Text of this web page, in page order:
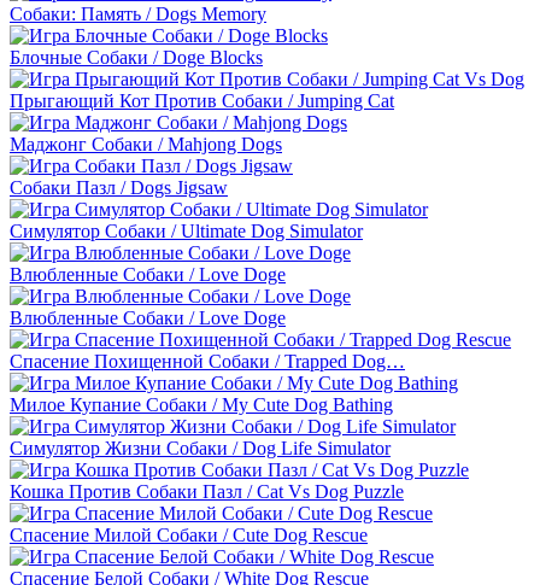
Собаки: Память / Dogs Memory
Блочные Собаки / Doge Blocks
Прыгающий Кот Против Собаки / Jumping Cat
Маджонг Собаки / Mahjong Dogs
Собаки Пазл / Dogs Jigsaw
Симулятор Собаки / Ultimate Dog Simulator
Влюбленные Собаки / Love Doge
Влюбленные Собаки / Love Doge
Спасение Похищенной Собаки / Trapped Dog…
Милое Купание Собаки / My Cute Dog Bathing
Симулятор Жизни Собаки / Dog Life Simulator
Кошка Против Собаки Пазл / Cat Vs Dog Puzzle
Спасение Милой Собаки / Cute Dog Rescue
Спасение Белой Собаки / White Dog Rescue